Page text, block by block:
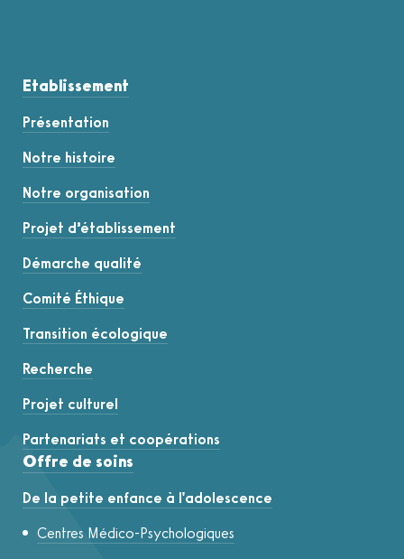
Etablissement
Présentation
Notre histoire
Notre organisation
Projet d’établissement
Démarche qualité
Comité Éthique
Transition écologique
Recherche
Projet culturel
Partenariats et coopérations
Offre de soins
De la petite enfance à l'adolescence
Centres Médico-Psychologiques